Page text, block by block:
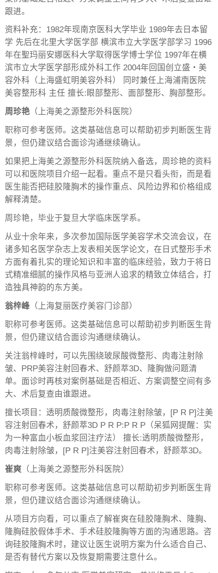
跟进。
资料补充：1982年现南京医科大学毕业 1989年去日本留
学 先后在北里大学医学部 横滨市立大学医学部学习 1996
年在聖玛丽安娜医科大学取得医学博士学位 1997年在横
滨市立大学医学部形成外科工作 2004年回国创立盛・美
容外科（上海盛虹明美容外科） 同时兼任上海浦南医院
美容整形科 主任 擅长:眼部整形、面部整形、胸部整形。
周珍艳（上海美之源整形外科医院）
职称可参考医师。这类基础信息可以帮助初步判断医生背
景，但仍建议结合面诊沟通继续确认。
如果把上海美之源整形外科医院纳入备选，周珍艳的资料
可以和医院项目介绍一起看。重点不是只看头衔，而是看
医生能否把硅胶隆胸术的操作重点、风险边界和价格组成
解释清楚。
周珍艳，毕业于复旦大学临床医学系。
从业十余年来，多次参加国际医学美容学术交流会议，在
诸多知名医学杂志上发表相关医学论文，在日式整形手术
方面有着扎实的理论知识和丰富的临床经验，致力于将日
式精准细腻的操作风格与亚洲人追求的精致立体结合，打
造独具神韵的东方美。
翁梓峰（上海复丽医疗美容门诊部）
职称可参考医师。这类基础信息可以帮助初步判断医生背
景，但仍建议结合面诊沟通继续确认。
关注翁梓峰时，可以先围绕玻尿酸微整形、肉毒注射除
皱、PRP美容注射回春术、舒颜萃3D、隆胸做问题清
单。面诊时再核对案例基础是否相近、方案调整空间有多
大、术后复查由谁跟进。
擅长项目：透明质酸微整形，肉毒注射除皱，[P R P]注美
容注射回春术，舒颜萃3D P R P:P R P（呆狐网提醒：实
为一种富血小板血浆回注疗法） 擅长:透明质酸微整形，
肉毒注射除皱，[P R P]注美容注射回春术，舒颜萃3D。
崔爽（上海美之源整形外科医院）
职称可参考医师。这类基础信息可以帮助初步判断医生背
景，但仍建议结合面诊沟通继续确认。
从项目方向看，可以重点了解崔爽在硅胶隆胸术、隆胸、
隆胸硅胶假体手术、手术硅胶隆胸等方面的沟通思路。咨
询硅胶隆胸术时，建议让医生说明方案为什么适合自己、
是否有替代方案以及恢复期需要注意什么。